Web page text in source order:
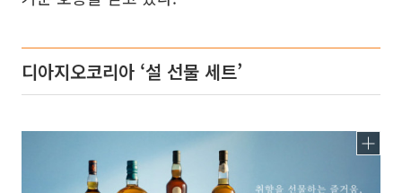
디아지오코리아 ‘설 선물 세트’